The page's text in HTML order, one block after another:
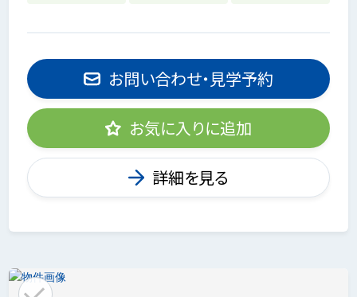
お問い合わせ・見学予約
お気に入りに追加
詳細を見る